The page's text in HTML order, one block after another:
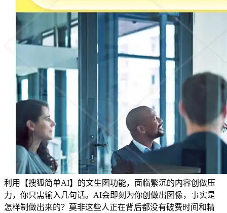
利用【搜狐简单AI】的文生图功能，面临繁沉的内容创做压
力，你只需输入几句话。AI会即刻为你创做出图像，事实是
怎样制做出来的？莫非这些人正在背后都没有破费时间和精